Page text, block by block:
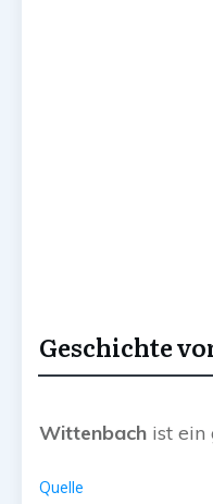
Geschichte
Wittenbach ist ein
Quelle